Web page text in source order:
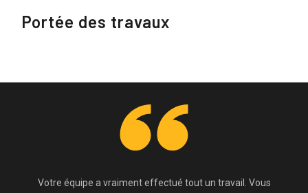
Portée des travaux
Votre équipe a vraiment effectué tout un travail. Vous